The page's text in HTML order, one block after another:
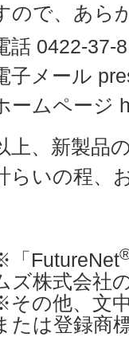
ので、あら
話 0422-
子メール
ームページ
上、新製品
らいの程、
「FutureNet
ズ株式会社
その他、文
たは登録商